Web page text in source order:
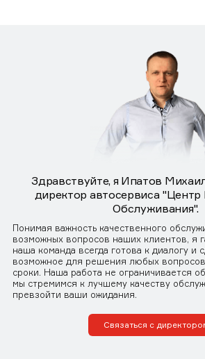
Здравствуйте, я Ипатов
директор автосервиса
Обслуживания".
Понимая важность качественного
возможных вопросов наших клиентов, я
наша команда всегда готова к диалогу и
возможное для решения любых
сроки. Наша работа не ограничивается
мы стремимся к лучшему качеству
превзойти ваши ожидания.
Связаться с